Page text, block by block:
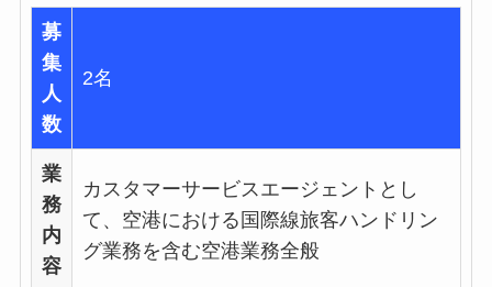
募
集
人
数
2名
業
務
内
容
カスタマーサービスエージェントとし
て、空港における国際線旅客ハンドリン
グ業務を含む空港業務全般